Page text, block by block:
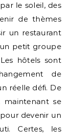
le soleil, des
de thèmes
un restaurant
petit groupe
hôtels sont
de
réelle défi. De
maintenant se
devenir un
Certes, les